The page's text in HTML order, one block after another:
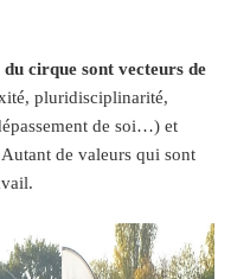
du cirque sont vecteurs de
pluridisciplinarité,
de soi…) et
de valeurs qui sont